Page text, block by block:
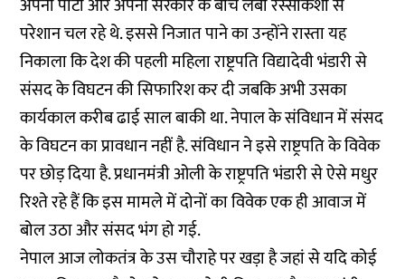
अपनी पार्टी और अपनी सरकार के बीच लंबी रस्साकशी से
परेशान चल रहे थे. इससे निजात पाने का उन्होंने रास्ता यह
निकाला कि देश की पहली महिला राष्ट्रपति विद्यादेवी भंडारी से
संसद के विघटन की सिफारिश कर दी जबकि अभी उसका
कार्यकाल करीब ढाई साल बाकी था. नेपाल के संविधान में संसद
के विघटन का प्रावधान नहीं है. संविधान ने इसे राष्ट्रपति के विवेक
पर छोड़ दिया है. प्रधानमंत्री ओली के राष्ट्रपति भंडारी से ऐसे मधुर
रिश्ते रहे हैं कि इस मामले में दोनों का विवेक एक ही आवाज में
बोल उठा और संसद भंग हो गई.
नेपाल आज लोकतंत्र के उस चौराहे पर खड़ा है जहां से यदि कोई